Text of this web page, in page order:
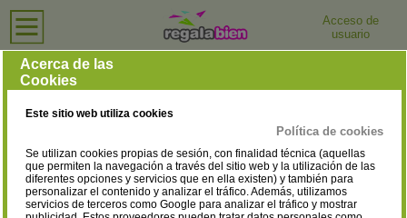
Acceso de
usuario
Tiendas de Ropa Deportiva en Alicante
Selecciona la localidad
Inicio › Tiendas de Ropa Deportiva
Alicante/Alacant
Acerca de las
Cookies
Este sitio web utiliza cookies
Política de cookies
Se utilizan cookies propias de sesión, con finalidad técnica (aquellas
que permiten la navegación a través del sitio web y la utilización de las
diferentes opciones y servicios que en ella existen) y también para
personalizar el contenido y analizar el tráfico. Además, utilizamos
servicios de terceros como Google para analizar el tráfico y mostrar